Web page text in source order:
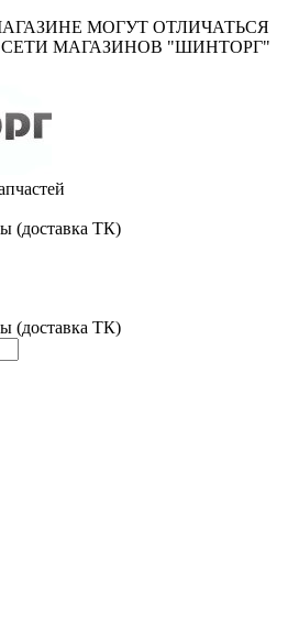
МОГУТ ОТЛИЧАТЬСЯ
МАГАЗИНОВ "ШИНТОРГ"
(доставка ТК)
(доставка ТК)